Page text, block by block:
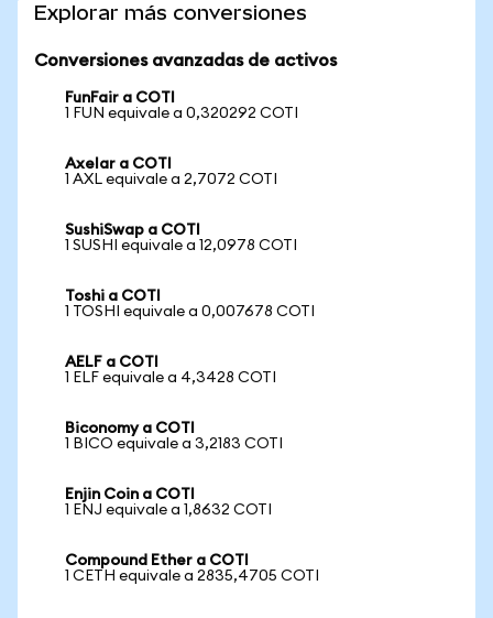
Explorar más conversiones
Conversiones avanzadas de activos
FunFair a COTI
1 FUN equivale a 0,320292 COTI
Axelar a COTI
1 AXL equivale a 2,7072 COTI
SushiSwap a COTI
1 SUSHI equivale a 12,0978 COTI
Toshi a COTI
1 TOSHI equivale a 0,007678 COTI
AELF a COTI
1 ELF equivale a 4,3428 COTI
Biconomy a COTI
1 BICO equivale a 3,2183 COTI
Enjin Coin a COTI
1 ENJ equivale a 1,8632 COTI
Compound Ether a COTI
1 CETH equivale a 2835,4705 COTI